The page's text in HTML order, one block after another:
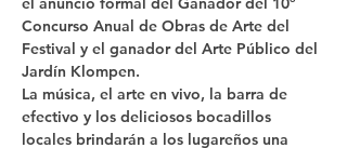
Concurso Anual de Obras de Arte del
Festival y el ganador del Arte Público del
Jardín Klompen.
La música, el arte en vivo, la barra de
efectivo y los deliciosos bocadillos
locales brindarán a los lugareños una